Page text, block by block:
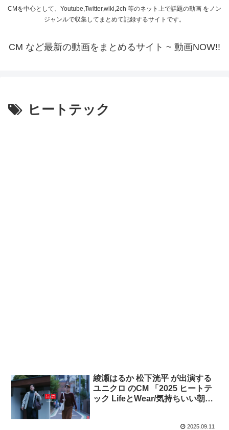
CMを中心として、Youtube,Twitter,wiki,2ch 等のネット上で話題の動画 をノン
ジャンルで収集してまとめて記録するサイトです。
CM など最新の動画をまとめるサイト ~ 動画NOW!!
ヒートテック
綾瀬はるか 松下洸平 が出演する
ユニクロ のCM 「2025 ヒートテ
ック LifeとWear/気持ちいい朝」
2025.09.11